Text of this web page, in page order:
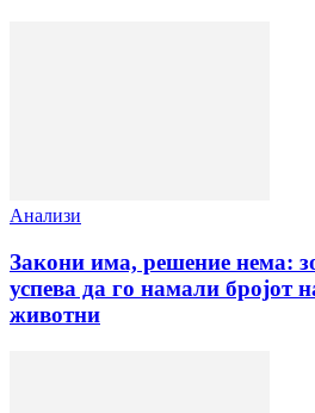
Анализи
Закони има, решение нема:
успева да го намали бројот
животни